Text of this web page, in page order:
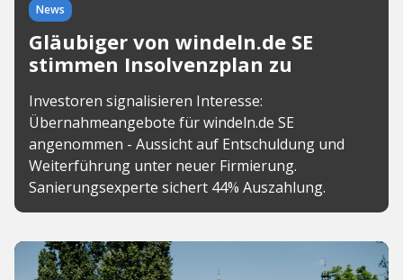
News
Gläubiger von windeln.de SE
stimmen Insolvenzplan zu
Investoren signalisieren Interesse:
Übernahmeangebote für windeln.de SE
angenommen - Aussicht auf Entschuldung und
Weiterführung unter neuer Firmierung.
Sanierungsexperte sichert 44% Auszahlung.